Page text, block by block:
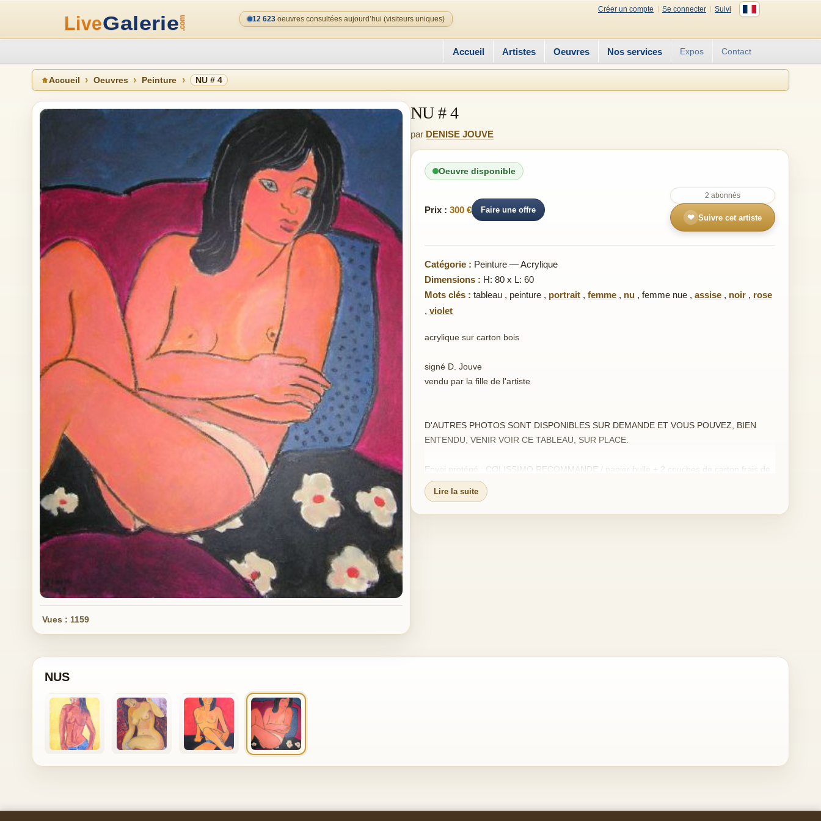
Créer un compte Se connecter
Suivi
12 623 oeuvres consultées aujourd’hui (visiteurs uniques)
Accueil Artistes Oeuvres Nos services Expos Contact
Accueil Oeuvres Peinture NU # 4
Vues : 1159
NU # 4
par DENISE JOUVE
Oeuvre disponible
Prix : 300 € Faire une offre
2 abonnés
❤ Suivre cet artiste
Catégorie : Peinture — Acrylique
Dimensions : H: 80 x L: 60
Mots clés : tableau , peinture , portrait , femme , nu , femme nue , assise , noir , rose
, violet
acrylique sur carton bois
signé D. Jouve
vendu par la fille de l'artiste
D'AUTRES PHOTOS SONT DISPONIBLES SUR DEMANDE ET VOUS POUVEZ, BIEN
ENTENDU, VENIR VOIR CE TABLEAU, SUR PLACE.
Envoi protégé : COLISSIMO RECOMMANDE / papier bulle + 2 couches de carton.frais de
port 20 euros
Expédition dès réception du règlement.
Satisfait ou remboursé : si le tableau ne vous donne pas toute satisfaction, renvoyez-le
Lire la suite
NUS